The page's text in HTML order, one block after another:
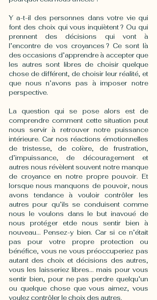
Y a-t-il des personnes dans votre vie qui
font des choix qui vous inquiètent ? Ou qui
prennent des décisions qui vont à
l’encontre de vos croyances ? Ce sont là
des occasions d’apprendre à accepter que
les autres sont libres de choisir quelque
chose de différent, de choisir leur réalité, et
que nous n’avons pas à imposer notre
perspective.
La question qui se pose alors est de
comprendre comment cette situation peut
nous servir à retrouver notre puissance
intérieure. Car nos réactions émotionnelles
de tristesse, de colère, de frustration,
d’impuissance, de découragement et
autres nous révèlent souvent notre manque
de croyance en notre propre pouvoir. Et
lorsque nous manquons de pouvoir, nous
avons tendance à vouloir contrôler les
autres pour qu’ils se conduisent comme
nous le voulons dans le but inavoué de
nous protéger etde nous sentir bien à
nouveau… Pensez-y bien. Car si ce n’était
pas pour votre propre protection ou
bénéfice, vous ne vous préoccuperiez pas
autant des choix et décisions des autres,
vous les laisseriez libres… mais pour vous
sentir bien, pour ne pas perdre quelqu’un
ou quelque chose que vous aimez, vous
voulez contrôler le choix des autres.